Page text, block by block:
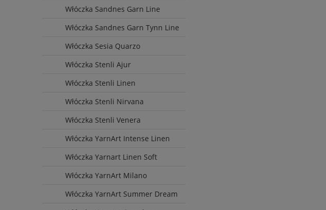
Włóczka Sandnes Garn Line
Włóczka Sandnes Garn Tynn Line
Włóczka Sesia Quarzo
Włóczka Stenli Ajur
Włóczka Stenli Linen
Włóczka Stenli Nirvana
Włóczka Stenli Venera
Włóczka YarnArt Intense Linen
Włóczka Yarnart Linen Soft
Włóczka YarnArt Milano
Włóczka YarnArt Summer Dream